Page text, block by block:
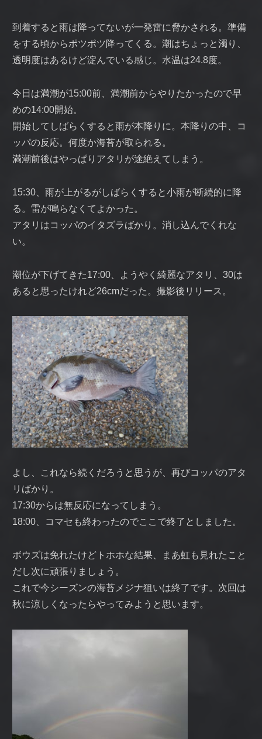
到着すると雨は降ってないが一発雷に脅かされる。準備
をする頃からポツポツ降ってくる。潮はちょっと濁り、
透明度はあるけど淀んでいる感じ。水温は24.8度。
今日は満潮が15:00前、満潮前からやりたかったので早
めの14:00開始。
開始してしばらくすると雨が本降りに。本降りの中、コ
ッパの反応。何度か海苔が取られる。
満潮前後はやっぱりアタリが途絶えてしまう。
15:30、雨が上がるがしばらくすると小雨が断続的に降
る。雷が鳴らなくてよかった。
アタリはコッパのイタズラばかり。消し込んでくれな
い。
潮位が下げてきた17:00、ようやく綺麗なアタリ、30は
あると思ったけれど26cmだった。撮影後リリース。
よし、これなら続くだろうと思うが、再びコッパのアタ
リばかり。
17:30からは無反応になってしまう。
18:00、コマセも終わったのでここで終了としました。
ボウズは免れたけどトホホな結果、まあ虹も見れたこと
だし次に頑張りましょう。
これで今シーズンの海苔メジナ狙いは終了です。次回は
秋に涼しくなったらやってみようと思います。